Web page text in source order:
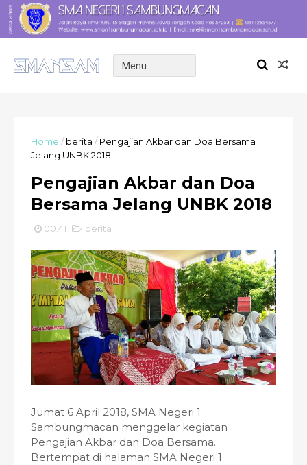
Home / berita / Pengajian Akbar dan Doa Bersama
Jelang UNBK 2018
Pengajian Akbar dan Doa
Bersama Jelang UNBK 2018
00.41 berita
Jumat 6 April 2018, SMA Negeri 1
Sambungmacan menggelar kegiatan
Pengajian Akbar dan Doa Bersama.
Bertempat di halaman SMA Negeri 1